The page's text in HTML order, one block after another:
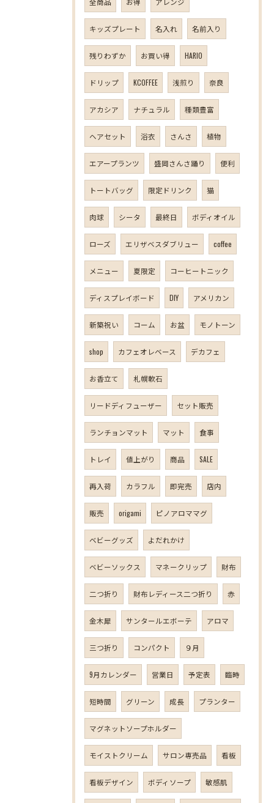
キッズプレート 名入れ 名前入り
残りわずか お買い得 HARIO
ドリップ KCOFFEE 浅煎り 奈良
アカシア ナチュラル 種類豊富
ヘアセット 浴衣 さんさ 植物
エアープランツ 盛岡さんさ踊り 便利
トートバッグ 限定ドリンク 猫
肉球 シータ 最終日 ボディオイル
ローズ エリザベスダブリュー coffee
メニュー 夏限定 コーヒートニック
ディスプレイボード DIY アメリカン
新築祝い コーム お盆 モノトーン
shop カフェオレベース デカフェ
お香立て 札幌軟石
リードディフューザー セット販売
ランチョンマット マット 食事
トレイ 値上がり 商品 SALE
再入荷 カラフル 即完売 店内
販売 origami ピノアロママグ
ベビーグッズ よだれかけ
ベビーソックス マネークリップ 財布
二つ折り 財布レディース二つ折り 赤
金木犀 サンタールエボーテ アロマ
三つ折り コンパクト ９月
9月カレンダー 営業日 予定表 臨時
短時間 グリーン 成長 プランター
マグネットソープホルダー
モイストクリーム サロン専売品 看板
看板デザイン ボディソープ 敏感肌